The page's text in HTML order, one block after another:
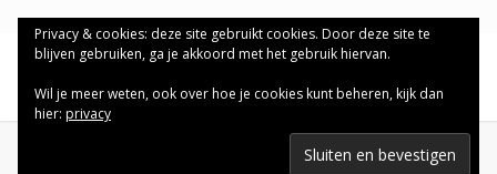
Privacy & cookies: deze site gebruikt cookies. Door deze site te
blijven gebruiken, ga je akkoord met het gebruik hiervan.
Wil je meer weten, ook over hoe je cookies kunt beheren, kijk dan
hier: privacy